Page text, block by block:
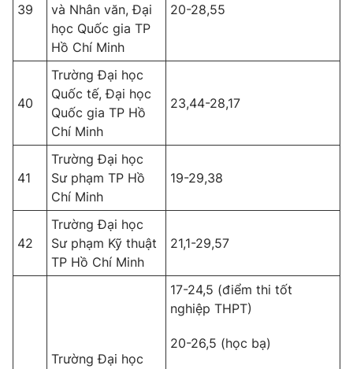
39
và Nhân văn, Đại
học Quốc gia TP
Hồ Chí Minh
20-28,55
40
Trường Đại học
Quốc tế, Đại học
Quốc gia TP Hồ
Chí Minh
23,44-28,17
41
Trường Đại học
Sư phạm TP Hồ
Chí Minh
19-29,38
42
Trường Đại học
Sư phạm Kỹ thuật
TP Hồ Chí Minh
21,1-29,57
Trường Đại học
17-24,5 (điểm thi tốt
nghiệp THPT)
20-26,5 (học bạ)